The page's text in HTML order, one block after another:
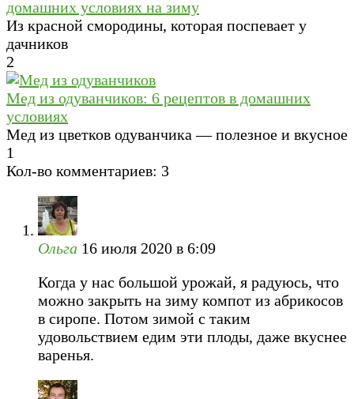
домашних условиях на зиму
Из красной смородины, которая поспевает у
дачников
2
Мед из одуванчиков: 6 рецептов в домашних
условиях
Мед из цветков одуванчика — полезное и вкусное
1
Кол-во комментариев: 3
Ольга 16 июля 2020 в 6:09
Когда у нас большой урожай, я радуюсь, что
можно закрыть на зиму компот из абрикосов
в сиропе. Потом зимой с таким
удовольствием едим эти плоды, даже вкуснее
варенья.